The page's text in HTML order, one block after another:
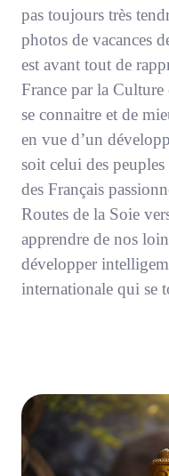
pas toujours très
photos de vacances
est avant tout de
France par la
se connaitre et de
en vue d’un
soit celui des
des Français
Routes de la Soie
apprendre de nos
développer
internationale qui se